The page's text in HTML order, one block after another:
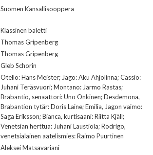
Suomen Kansallisooppera
Klassinen baletti
Thomas Gripenberg
Thomas Gripenberg
Gleb Schorin
Otello: Hans Meister; Jago: Aku Ahjolinna; Cassio:
Juhani Teräsvuori; Montano: Jarmo Rastas;
Brabantio, senaattori: Uno Onkinen; Desdemona,
Brabantion tytär: Doris Laine; Emilia, Jagon vaimo:
Saga Eriksson; Bianca, kurtisaani: Riitta Kjäll;
Venetsian herttua: Juhani Laustiola; Rodrigo,
venetsialainen aatelismies: Raimo Puurtinen
Aleksei Matsavariani